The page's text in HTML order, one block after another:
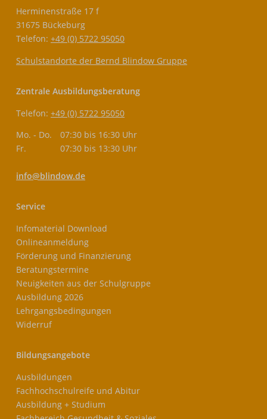
Herminenstraße 17 f
31675 Bückeburg
Telefon: +49 (0) 5722 95050
Schulstandorte der Bernd Blindow Gruppe
Zentrale Ausbildungsberatung
Telefon: +49 (0) 5722 95050
Mo. - Do.
07:30 bis 16:30 Uhr
Fr.
07:30 bis 13:30 Uhr
info@blindow.de
Service
Infomaterial Download
Onlineanmeldung
Förderung und Finanzierung
Beratungstermine
Neuigkeiten aus der Schulgruppe
Ausbildung 2026
Lehrgangsbedingungen
Widerruf
Bildungsangebote
Ausbildungen
Fachhochschulreife und Abitur
Ausbildung + Studium